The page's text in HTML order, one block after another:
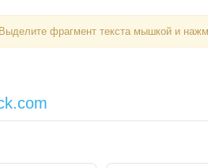
фрагмент текста мышкой и